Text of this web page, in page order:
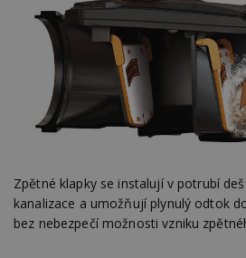
Zpětné klapky se instalují v potrubí
kanalizace a umožňují plynulý odtok
bez nebezpečí možnosti vzniku